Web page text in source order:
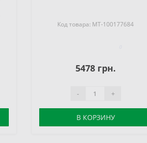
Код товара: MT-100177684
5478 грн.
- +
В КОРЗИНУ